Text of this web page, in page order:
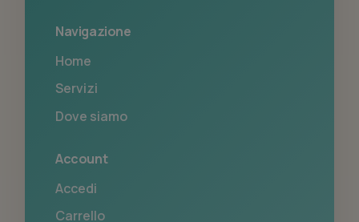
Navigazione
Home
Servizi
Dove siamo
Account
Accedi
Carrello